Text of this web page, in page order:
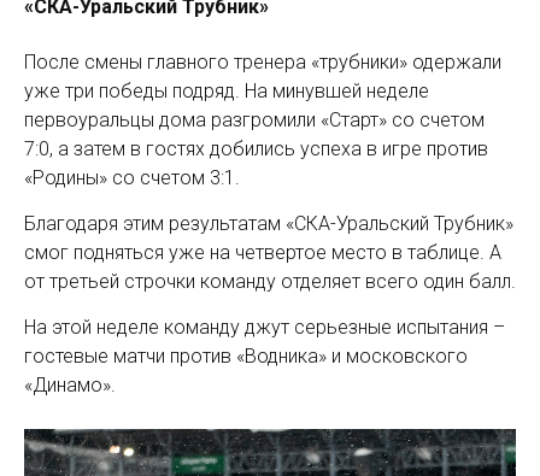
«СКА-Уральский Трубник»
После смены главного тренера «трубники» одержали
уже три победы подряд. На минувшей неделе
первоуральцы дома разгромили «Старт» со счетом
7:0, а затем в гостях добились успеха в игре против
«Родины» со счетом 3:1.
Благодаря этим результатам «СКА-Уральский Трубник»
смог подняться уже на четвертое место в таблице. А
от третьей строчки команду отделяет всего один балл.
На этой неделе команду джут серьезные испытания –
гостевые матчи против «Водника» и московского
«Динамо».